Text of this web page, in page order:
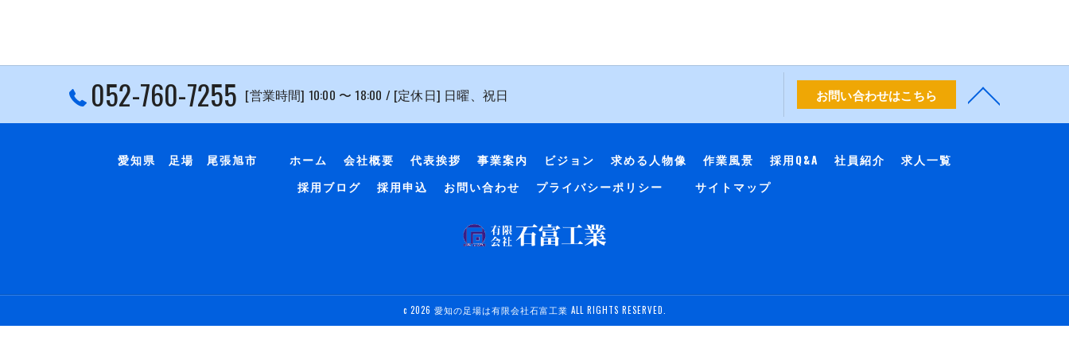
052-760-7255 [営業時間] 10:00 〜 18:00 / [定休日] 日曜、祝日 お問い合わせはこちら
愛知県 足場 尾張旭市 ホーム 会社概要 代表挨拶 事業案内 ビジョン 求める人物像 作業風景 採用Q&A 社員紹介
求人一覧
採用ブログ
採用申込 お問い合わせ プライバシーポリシー サイトマップ
c 2026 愛知の足場は有限会社石富工業 ALL RIGHTS RESERVED.